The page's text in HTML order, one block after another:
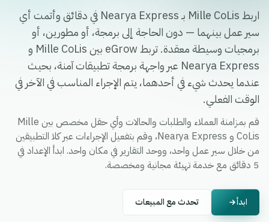
اربط Mille CoLis بـ Nearya Express في دقائق وأتمت أي
سير عمل بينهما — دون الحاجة إلى برمجة، أو مطورين، أو
برمجيات وسيطة معقدة. تربط eGrow بين Mille CoLis و
Nearya Express عبر واجهة برمجة تطبيقات آمنة، بحيث
عندما يحدث شيء في أحدهما، يتم الإجراء المناسب في الآخر في
الوقت الفعلي.
قم بمزامنة العملاء والطلبات والحالات وأي حقل مخصص بين Mille
CoLis و Nearya Express، وقم بتفعيل الإجراءات عبر كلا التطبيقين
من خلال سير عمل واحد، ووحد التقارير في مكان واحد. ابدأ الإعداد في
5 دقائق مع خدمة تهيئة مجانية ومخصصة.
ابدأ تحدث مع المبيعات